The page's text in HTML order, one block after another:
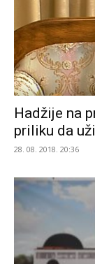
Hadžije na
priliku da
28. 08. 2018. 20:36